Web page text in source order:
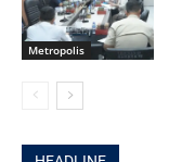
Metropolis